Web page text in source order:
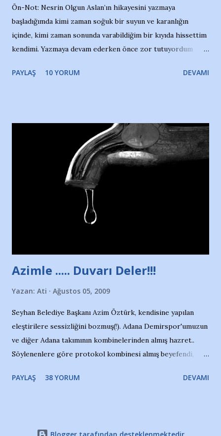
Ön-Not: Nesrin Olgun Aslan’ın hikayesini yazmaya
başladığımda kimi zaman soğuk bir suyun ve karanlığın
içinde, kimi zaman sonunda varabildiğim bir kıyıda hissettim
kendimi. Yazmaya devam ederken önce zor tutuyordum
Yazımı, ağlayarak bitirebildim ancak…Kendisinin web
Nesrin’in Hikayesi’ne başlıyorum… 1964 Adana Yüzme
havuzunun kenarında 7 yaşında kara kuru bir kız çocuğu
duruyor. Havuzun içinde Adana Demirspor Kulübü
yüzücüleri. Erkekler çoğunlukta. Küçük kız etrafına bakıyor.
Sadece 4 kız çocuğu var. Nesrin, Adana Demirspor’un 4
kızından biri oluyor o gün…Giriyor havuza. 1973 – 1975
Adana Nesrin, 16 yaşında. Yüzüyor. 7 yaşında girdiği
Türkiye 3.lüğü var. 17 yaşında mar...
PAYLAŞ 10 YORUM DEVAMI
Azimle ..... Duvarı Deler!!!
Yazan: Ati Ağustos 05, 2009
Seyhan Belediye Başkanı Azim Öztürk, kendisine yapılan
eleştirilere sessizliğini bozmuş(!). Adana Demirspor'umuzun
ve diğer Adana takımının kombinelerinden almış hazret..
Söylenenlere göre protokol kombinesi almış beyefendi,
ki kombineyi Bekir Başkan'dan alırken; dillere destan..
PAYLAŞ 38 YORUM DEVAMI